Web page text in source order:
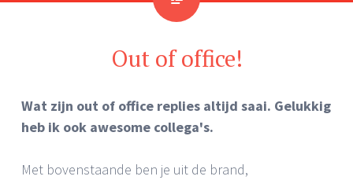
Out of office!
Wat zijn out of office replies altijd saai. Gelukkig
heb ik ook awesome collega's.
Met bovenstaande ben je uit de brand,